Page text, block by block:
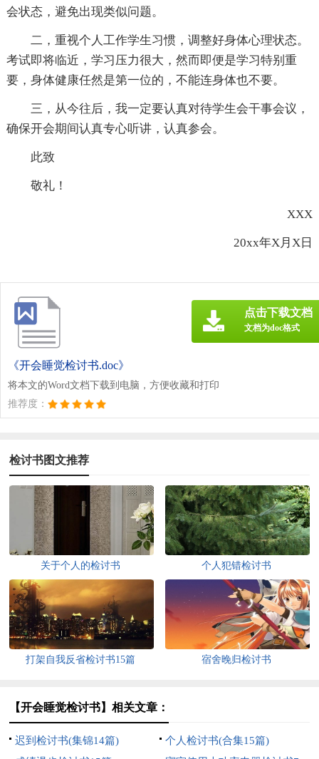
会状态，避免出现类似问题。
二，重视个人工作学生习惯，调整好身体心理状态。
考试即将临近，学习压力很大，然而即便是学习特别重
要，身体健康任然是第一位的，不能连身体也不要。
三，从今往后，我一定要认真对待学生会干事会议，
确保开会期间认真专心听讲，认真参会。
此致
敬礼！
XXX
20xx年X月X日
《开会睡觉检讨书.doc》
将本文的Word文档下载到电脑，方便收藏和打印
推荐度：
点击下载文档
文档为doc格式
检讨书图文推荐
关于个人的检讨书 个人犯错检讨书
打架自我反省检讨书15篇 宿舍晚归检讨书
【开会睡觉检讨书】相关文章：
迟到检讨书(集锦14篇)
个人检讨书(合集15篇)